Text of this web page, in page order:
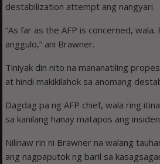
destabilization attempt ang nangyari.
“As far as the AFP is concerned,
anggulo,” ani Brawner.
Tiniyak din nito na mananatiling
at hindi makikilahok sa anomang
Dagdag pa ng AFP chief, wala ring
sa kanilang hanay matapos ang
Nilinaw rin ni Brawner na walang
ang nagpaputok ng baril sa